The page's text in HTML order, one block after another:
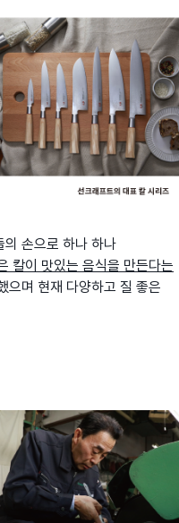
의 손으로 하나 하나
칼이 맛있는 음식을 만든다는
으며 현재 다양하고 질 좋은